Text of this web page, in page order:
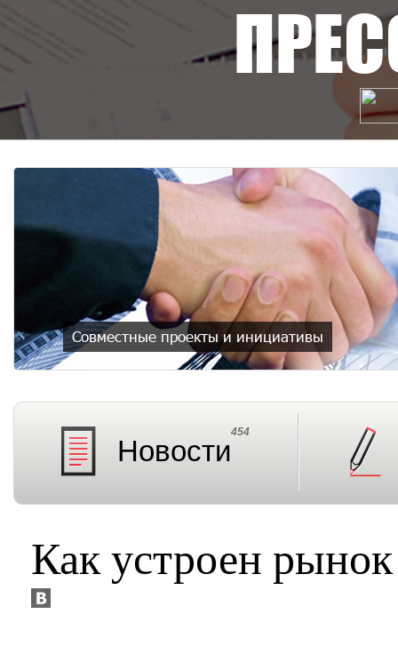
Совместные проекты и инициативы
Новости
454
Как устроен